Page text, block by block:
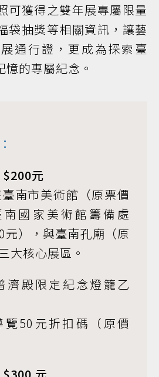
可獲得之雙年展專屬限量
袋抽獎等相關資訊，讓藝
通行證，更成為探索臺
的專屬紀念。
元
南市美術館（原票價
國家美術館籌備處
元），與臺南孔廟（原
大核心展區。
濟殿限定紀念燈籠乙
覽50元折扣碼（原價
元